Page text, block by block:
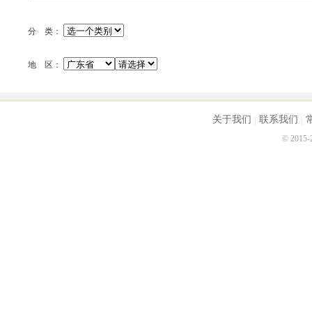
分 类：
地 区：
关于我们 联系我们
© 2015-